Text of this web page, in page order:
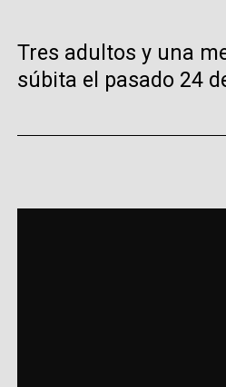
Tres adultos y una
súbita el pasado 24